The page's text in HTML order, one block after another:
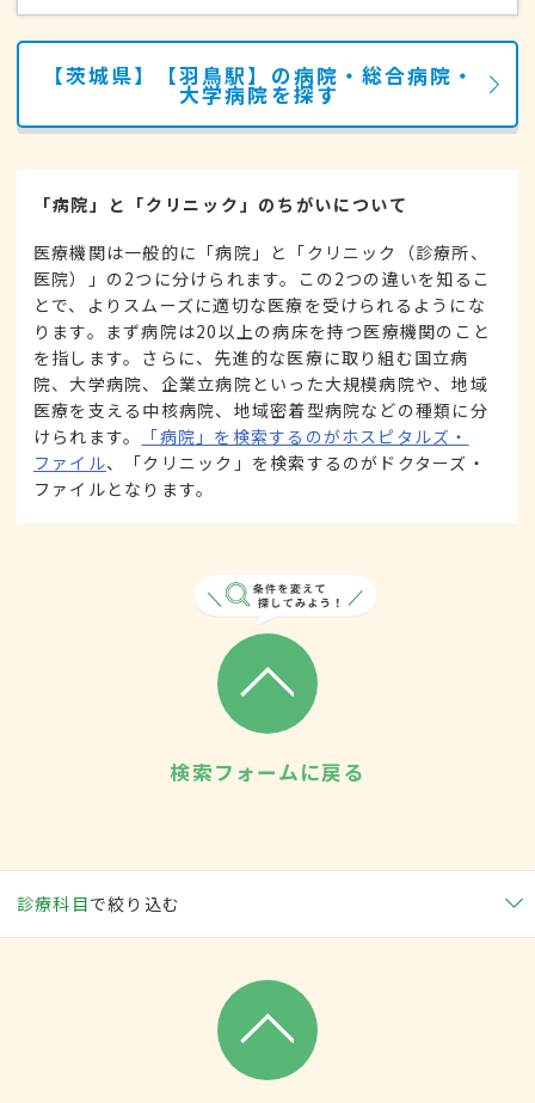
【茨城県】【羽鳥駅】の病院・総合病院・
大学病院を探す
「病院」と「クリニック」のちがいについて
医療機関は一般的に「病院」と「クリニック（診療所、
医院）」の2つに分けられます。この2つの違いを知るこ
とで、よりスムーズに適切な医療を受けられるようにな
ります。まず病院は20以上の病床を持つ医療機関のこと
を指します。さらに、先進的な医療に取り組む国立病
院、大学病院、企業立病院といった大規模病院や、地域
医療を支える中核病院、地域密着型病院などの種類に分
けられます。
「病院」を検索するのがホスピタルズ・
ファイル、「クリニック」を検索するのがドクターズ・
ファイルとなります。
検索フォームに戻る
診療科目で絞り込む